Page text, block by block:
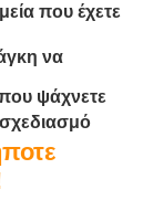
που έχετε
να
ψάχνετε